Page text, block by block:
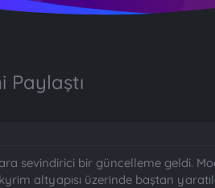
Paylaştı
sevindirici bir güncelleme geldi.
altyapısı üzerinde baştan